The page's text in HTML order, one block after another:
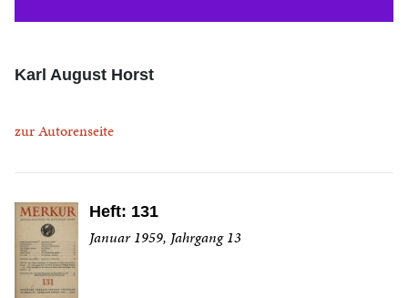
Karl August Horst
zur Autorenseite
Heft: 131
Januar 1959, Jahrgang 13